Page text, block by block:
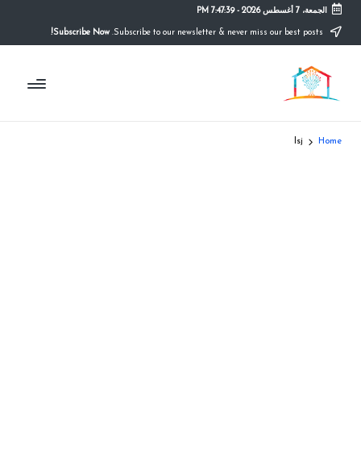
content
الجمعة، 7 أغسطس 2026 -
7:47:40 PM
Subscribe Now!
م
و
ق
التعليم
الصريح
Home
lsj